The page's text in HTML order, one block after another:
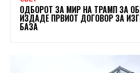
ОДБОРОТ ЗА МИР НА ТРАМП ЗА
ИЗДАДЕ ПРВИОТ ДОГОВОР ЗА
БАЗА